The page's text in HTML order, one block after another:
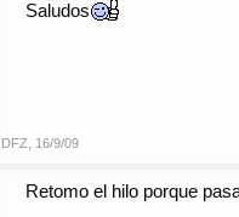
Saludos
DFZ 16/9/09
Retomo el hilo porque